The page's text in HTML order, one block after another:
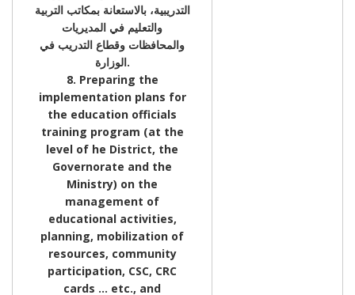
التدريبية، بالاستعانة بمكاتب التربية
والتعليم في المديريات
والمحافظات وقطاع التدريب في
الوزارة.
8. Preparing the
implementation plans for
the education officials
training program (at the
level of he District, the
Governorate and the
Ministry) on the
management of
educational activities,
planning, mobilization of
resources, community
participation, CSC, CRC
cards … etc., and